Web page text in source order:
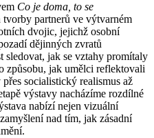
Co je doma, to se
partnerů ve výtvarném
dvojic, jejichž osobní
dějinných zvratů
sledovat, jak se vztahy promítaly
způsobu, jak umělci reflektovali
socialistický realismus až
výstavy nacházíme rozdílné
nabízí nejen vizuální
nad tím, jak zásadní